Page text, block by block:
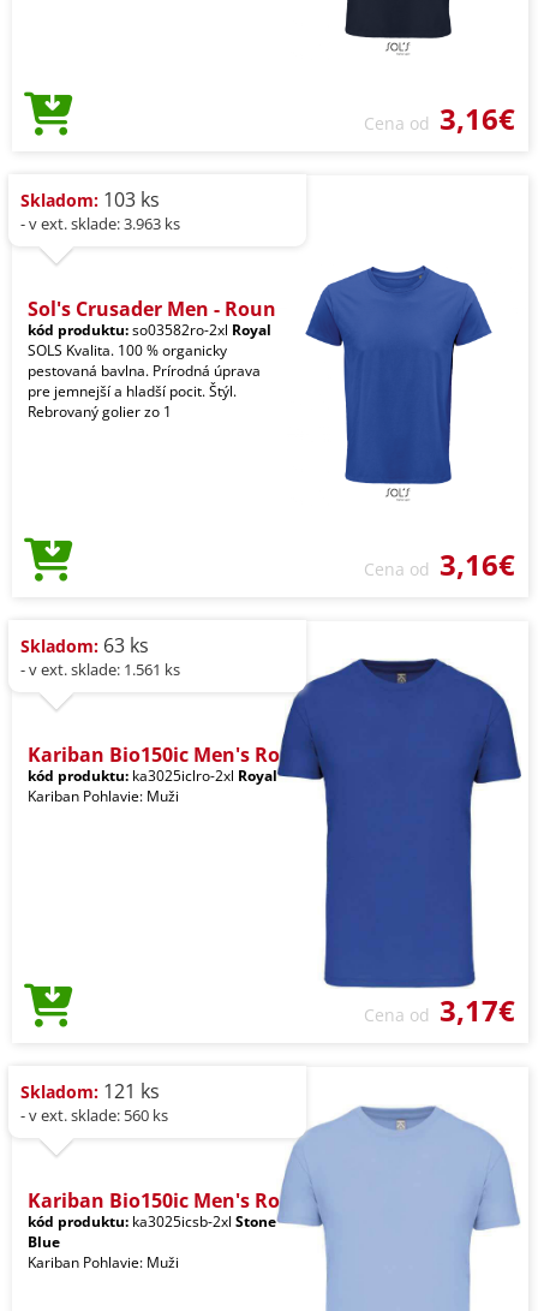
Cena od 3,16€
Skladom: 103 ks
- v ext. sklade: 3.963 ks
Sol's Crusader Men - Roun
kód produktu:so03582ro-2xl Royal
SOLS Kvalita. 100 % organicky
pestovaná bavlna. Prírodná úprava
pre jemnejší a hladší pocit. Štýl.
Rebrovaný golier zo 1
Cena od 3,16€
Skladom: 63 ks
- v ext. sklade: 1.561 ks
Kariban Bio150ic Men's Ro
kód produktu: ka3025iclro-2xl Royal
Kariban Pohlavie: Muži
Cena od 3,17€
Skladom: 121 ks
- v ext. sklade: 560 ks
Kariban Bio150ic Men's Ro
kód produktu: ka3025icsb-2xl Stone
Blue
Kariban Pohlavie: Muži